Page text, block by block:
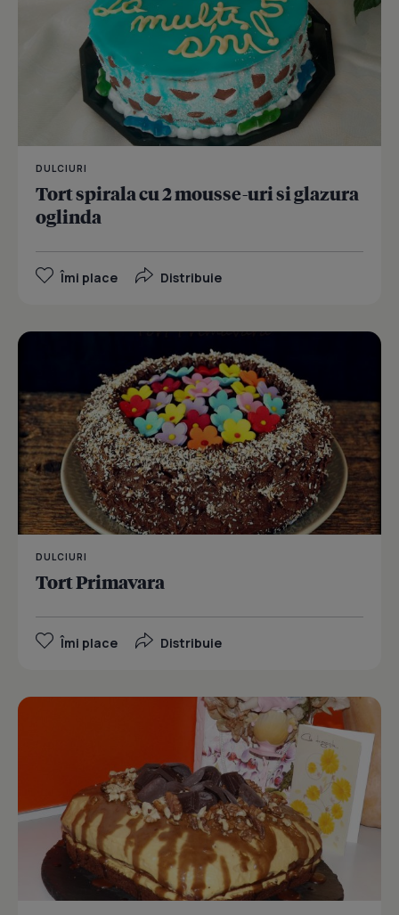
DULCIURI
Tort spirala cu 2 mousse-uri si glazura
oglinda
Îmi place Distribuie
DULCIURI
Tort Primavara
Îmi place Distribuie